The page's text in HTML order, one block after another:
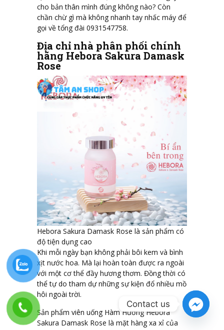
cho bản thân mình đúng không nào? Còn
chần chừ gì mà không nhanh tay nhấc máy để
gọi về tổng đài 0931547758.
Địa chỉ nhà phân phối chính
hãng Hebora Sakura Damask
Rose
Hebora Sakura Damask Rose là sản phẩm có
độ tiện dụng cao
Khi mỗi ngày bạn không phải bôi kem và bình
xịt nước hoa. Mà lại hoàn toàn được ra ngoài
với một cơ thể đầy hương thơm. Đồng thời có
thể tự do tham dự những sự kiện đổ nhiều mồ
hôi ngoài trời.
Sản phẩm viên uống Hàm Hương Hebora
Sakura Damask Rose là mặt hàng xa xỉ của
Contact us